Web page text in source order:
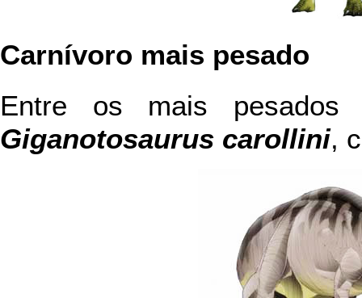
Carnívoro mais pesado
Entre os mais pesados
Giganotosaurus carollini,